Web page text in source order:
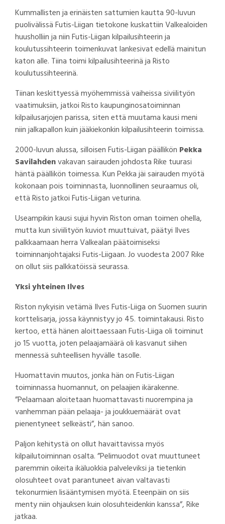
Kummallisten ja erinäisten sattumien kautta 90-luvun
puolivälissä Futis-Liigan tietokone kuskattiin Valkealoiden
huusholliin ja niin Futis-Liigan kilpailusihteerin ja
koulutussihteerin toimenkuvat lankesivat edellä mainitun
katon alle. Tiina toimi kilpailusihteerinä ja Risto
koulutussihteerinä.
Tiinan keskittyessä myöhemmissä vaiheissa siviilityön
vaatimuksiin, jatkoi Risto kaupunginosatoiminnan
kilpailusarjojen parissa, siten että muutama kausi meni
niin jalkapallon kuin jääkiekonkin kilpailusihteerin toimissa.
2000-luvun alussa, silloisen Futis-Liigan päällikön Pekka
Savilahdenvakavan sairauden johdosta Rike tuurasi
häntä päällikön toimessa. Kun Pekka jäi sairauden myötä
kokonaan pois toiminnasta, luonnollinen seuraamus oli,
että Risto jatkoi Futis-Liigan veturina.
Useampikin kausi sujui hyvin Riston oman toimen ohella,
mutta kun siviilityön kuviot muuttuivat, päätyi Ilves
palkkaamaan herra Valkealan päätoimiseksi
toiminnanjohtajaksi Futis-Liigaan. Jo vuodesta 2007 Rike
on ollut siis palkkatöissä seurassa.
Yksi yhteinen Ilves
Riston nykyisin vetämä Ilves Futis-Liiga on Suomen suurin
korttelisarja, jossa käynnistyy jo 45. toimintakausi. Risto
kertoo, että hänen aloittaessaan Futis-Liiga oli toiminut
jo 15 vuotta, joten pelaajamäärä oli kasvanut siihen
mennessä suhteellisen hyvälle tasolle.
Huomattavin muutos, jonka hän on Futis-Liigan
toiminnassa huomannut, on pelaajien ikärakenne.
”Pelaamaan aloitetaan huomattavasti nuorempina ja
vanhemman pään pelaaja- ja joukkuemäärät ovat
pienentyneet selkeästi”, hän sanoo.
Paljon kehitystä on ollut havaittavissa myös
kilpailutoiminnan osalta. ”Pelimuodot ovat muuttuneet
paremmin oikeita ikäluokkia palveleviksi ja tietenkin
olosuhteet ovat parantuneet aivan valtavasti
tekonurmien lisääntymisen myötä. Eteenpäin on siis
menty niin ohjauksen kuin olosuhteidenkin kanssa”, Rike
jatkaa.